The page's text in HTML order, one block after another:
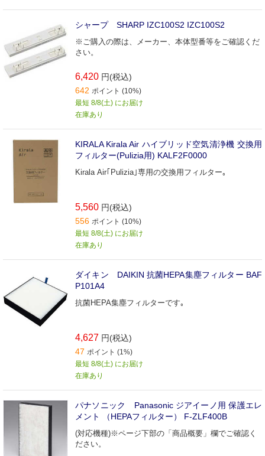
シャープ SHARP IZC100S2 IZC100S2
※ご購入の際は、メーカー、本体型番等をご確認くだ
さい。
6,420 円(税込)
642 ポイント (10%)
最短 8/8(土) にお届け
在庫あり
KIRALA Kirala Air ハイブリッド空気清浄機 交換用
フィルター(Pulizia用) KALF2F0000
Kirala Air｢Pulizia｣専用の交換用フィルター｡
5,560 円(税込)
556 ポイント (10%)
最短 8/8(土) にお届け
在庫あり
ダイキン DAIKIN 抗菌HEPA集塵フィルター BAF
P101A4
抗菌HEPA集塵フィルターです｡
4,627 円(税込)
47 ポイント (1%)
最短 8/8(土) にお届け
在庫あり
パナソニック Panasonic ジアイーノ用 保護エレ
メント （HEPAフィルター） F-ZLF400B
(対応機種)※ページ下部の「商品概要」欄でご確認く
ださい。